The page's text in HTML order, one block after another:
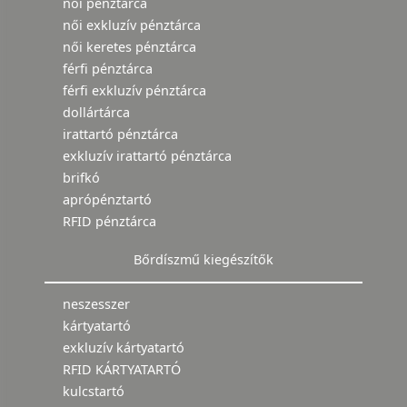
női pénztárca
női exkluzív pénztárca
női keretes pénztárca
férfi pénztárca
férfi exkluzív pénztárca
dollártárca
irattartó pénztárca
exkluzív irattartó pénztárca
brifkó
aprópénztartó
RFID pénztárca
Bőrdíszmű kiegészítők
neszesszer
kártyatartó
exkluzív kártyatartó
RFID KÁRTYATARTÓ
kulcstartó